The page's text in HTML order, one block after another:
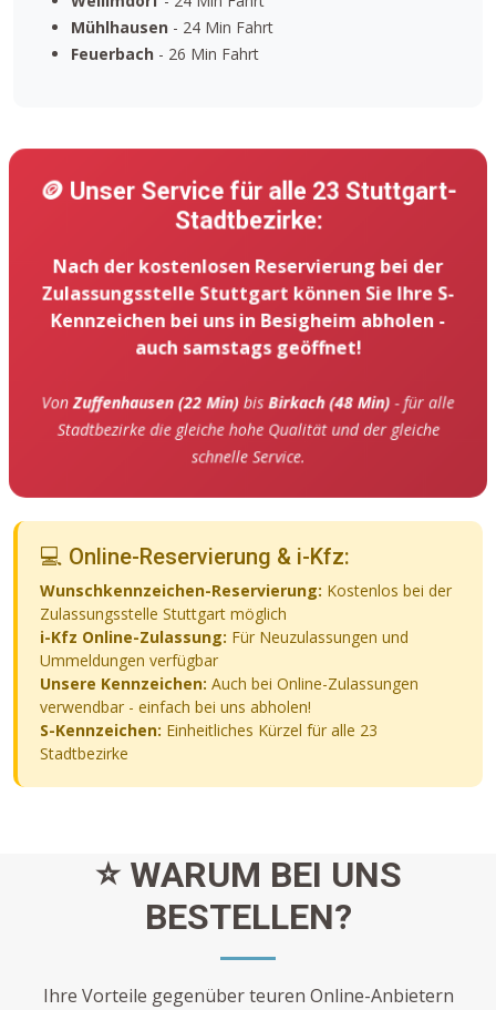
Mühlhausen - 24 Min Fahrt
Feuerbach - 26 Min Fahrt
🪙 Unser Service für alle 23 Stuttgart-
Stadtbezirke:
Nach der kostenlosen Reservierung bei der
Zulassungsstelle Stuttgart können Sie Ihre S-
Kennzeichen bei uns in Besigheim abholen -
auch samstags geöffnet!
VonZuffenhausen (22 Min)bisBirkach (48 Min)- für alle
Stadtbezirke die gleiche hohe Qualität und der gleiche
schnelle Service.
💻 Online-Reservierung & i-Kfz:
Wunschkennzeichen-Reservierung: Kostenlos bei der
Zulassungsstelle Stuttgart möglich
i-Kfz Online-Zulassung: Für Neuzulassungen und
Ummeldungen verfügbar
Unsere Kennzeichen: Auch bei Online-Zulassungen
verwendbar - einfach bei uns abholen!
S-Kennzeichen: Einheitliches Kürzel für alle 23
Stadtbezirke
⭐ WARUM BEI UNS
BESTELLEN?
Ihre Vorteile gegenüber teuren Online-Anbietern